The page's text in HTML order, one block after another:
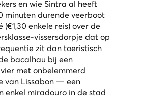
en wie Sintra al heeft
minuten durende veerboot
enkele reis) over de
vissersdorpje dat op
zit dan toeristisch
bacalhau bij een
met onbelemmerd
van Lissabon — een
enkel miradouro in de stad